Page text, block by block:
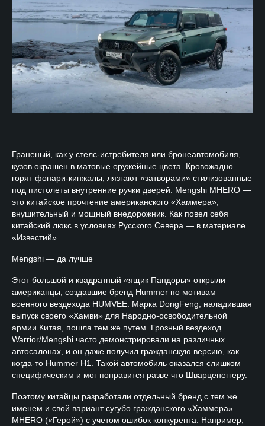
Граненый, как у стелс-истребителя или бронеавтомобиля,
кузов окрашен в матовые оружейные цвета. Кровожадно
горят фонари-кинжалы, лязгают «затворами» стилизованные
под пистолеты внутренние ручки дверей. Mengshi MHERO —
это китайское прочтение американского «Хаммера»,
внушительный и мощный внедорожник. Как повел себя
китайский люкс в условиях Русского Севера — в материале
«Известий».
Mengshi — да лучше
Этот большой и квадратный «ящик Пандоры» открыли
американцы, создавшие бренд Hummer по мотивам
военного вездехода HUMVEE. Марка DongFeng, наладившая
выпуск своего «Хамви» для Народно-освободительной
армии Китая, пошла тем же путем. Грозный вездеход
Warrior/Mengshi часто демонстрировали на различных
автосалонах, и он даже получил гражданскую версию, как
когда-то Hummer H1. Такой автомобиль оказался слишком
специфическим и мог понравится разве что Шварценеггеру.
Поэтому китайцы разработали отдельный бренд с тем же
именем и свой вариант сугубо гражданского «Хаммера» —
MHERO («Герой») с учетом ошибок конкурента. Например,